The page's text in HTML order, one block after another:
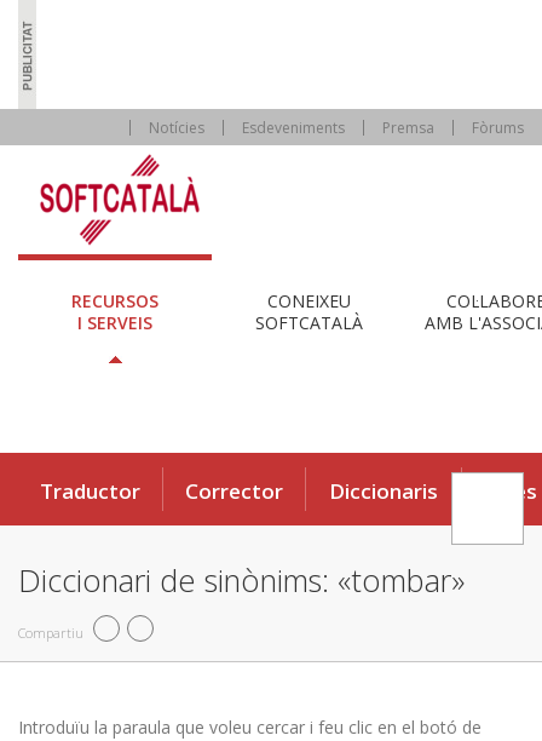
Notícies Esdeveniments Premsa Fòrums
RECURSOS
I SERVEIS
CONEIXEU
SOFTCATALÀ
AMB
Traductor Corrector Diccionaris Eines
Diccionari de sinònims: «tombar»
Compartiu
Introduïu la paraula que voleu cercar i feu clic en el botó de